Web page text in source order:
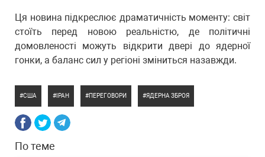
Ця новина підкреслює драматичність моменту: світ
стоїть перед новою реальністю, де політичні
домовленості можуть відкрити двері до ядерної
гонки, а баланс сил у регіоні зміниться назавжди.
США ІРАН ПЕРЕГОВОРИ ЯДЕРНА ЗБРОЯ
По теме